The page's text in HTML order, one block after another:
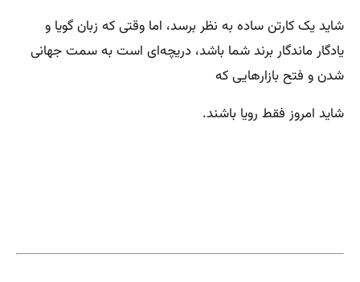
شاید یک کارتن ساده به نظر برسد، اما وقتی که زبان گویا و
یادگار ماندگار برند شما باشد، دریچه‌ای است به سمت جهانی
شدن و فتح بازارهایی که
شاید امروز فقط رویا باشند.